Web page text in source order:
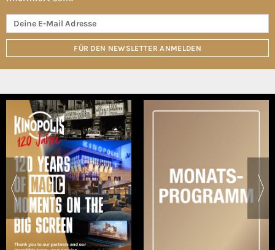
FÜR DEN NEWSLETTER ANMELDEN